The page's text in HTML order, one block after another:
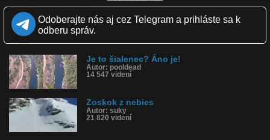
Zverejnené: 25.8.2025 14:48
Páči sa: 65% (17 hlasov)
Obľúbené: 1
Komentárov: 24
Kategória: športy
Tagy: skok s padákom, skoky s padákom, skočili dole s padákom,
balón, z balóna, balónu, adrenalín, adrenalínový zoskok,
parašutista
História sledovanosti videa:
Odoberajte nás aj cez Telegram a prihláste sa k
odberu správ.
Je to šialenec? Áno je!
Autor: pooldead
14 547 videní
Zoskok z nebies
Autor: suky
21 820 videní